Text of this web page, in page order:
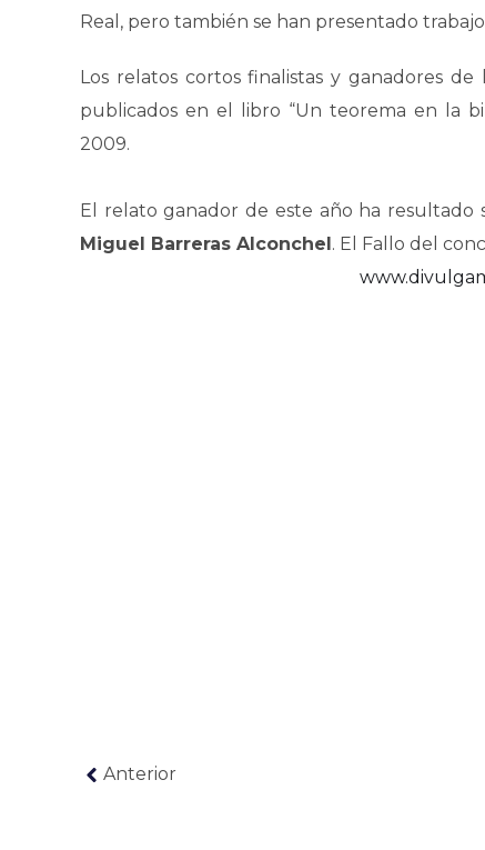
Real, pero también se han presentado
Los relatos cortos finalistas y ganadores
publicados en el libro “Un teorema en la
2009.
El relato ganador de este año ha resultado
Miguel Barreras Alconchel. El Fallo del
Anterior